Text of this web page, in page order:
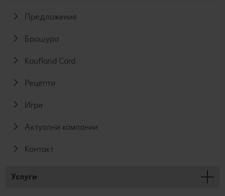
Предложения
Брошура
Kaufland Card
Рецепти
Игри
Актуални кампании
Контакт
Услуги